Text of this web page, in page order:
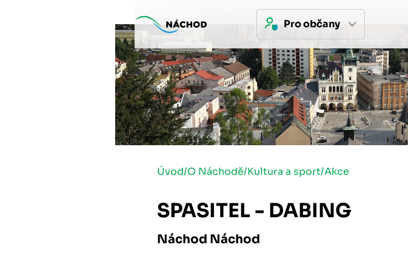
Pro občany
Úvod/O Náchodě/Kultura a sport/Akce
SPASITEL - DABING
Náchod Náchod